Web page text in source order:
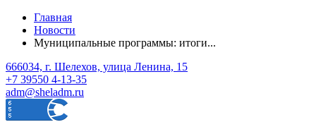
Главная
Новости
Муниципальные программы: итоги...
666034, г. Шелехов, улица Ленина, 15
+7 39550 4-13-35
adm@sheladm.ru